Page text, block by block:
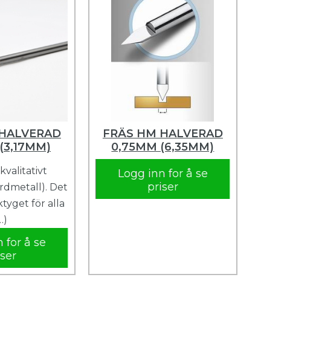
Det
för alla
for å se
FRÄS HM HALVERAD
0,75MM (6,35MM)
Logg inn for å se
priser